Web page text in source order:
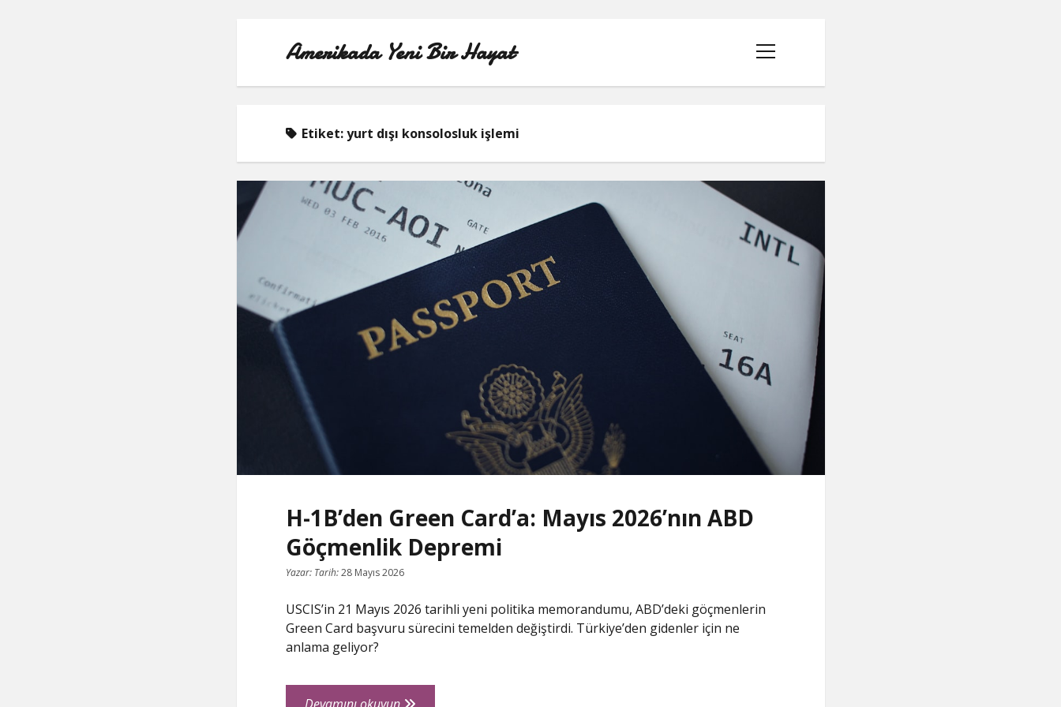
Amerikada Yeni Bir Hayat
menüyü
aç
Etiket:yurt dışı konsolosluk işlemi
H-1B’den Green Card’a: Mayıs 2026’nın ABD
Göçmenlik Depremi
Yazar: Tarih:28 Mayıs 2026
USCIS’in 21 Mayıs 2026 tarihli yeni politika memorandumu, ABD’deki göçmenlerin
Green Card başvuru sürecini temelden değiştirdi. Türkiye’den gidenler için ne
anlama geliyor?
Devamını okuyunH-